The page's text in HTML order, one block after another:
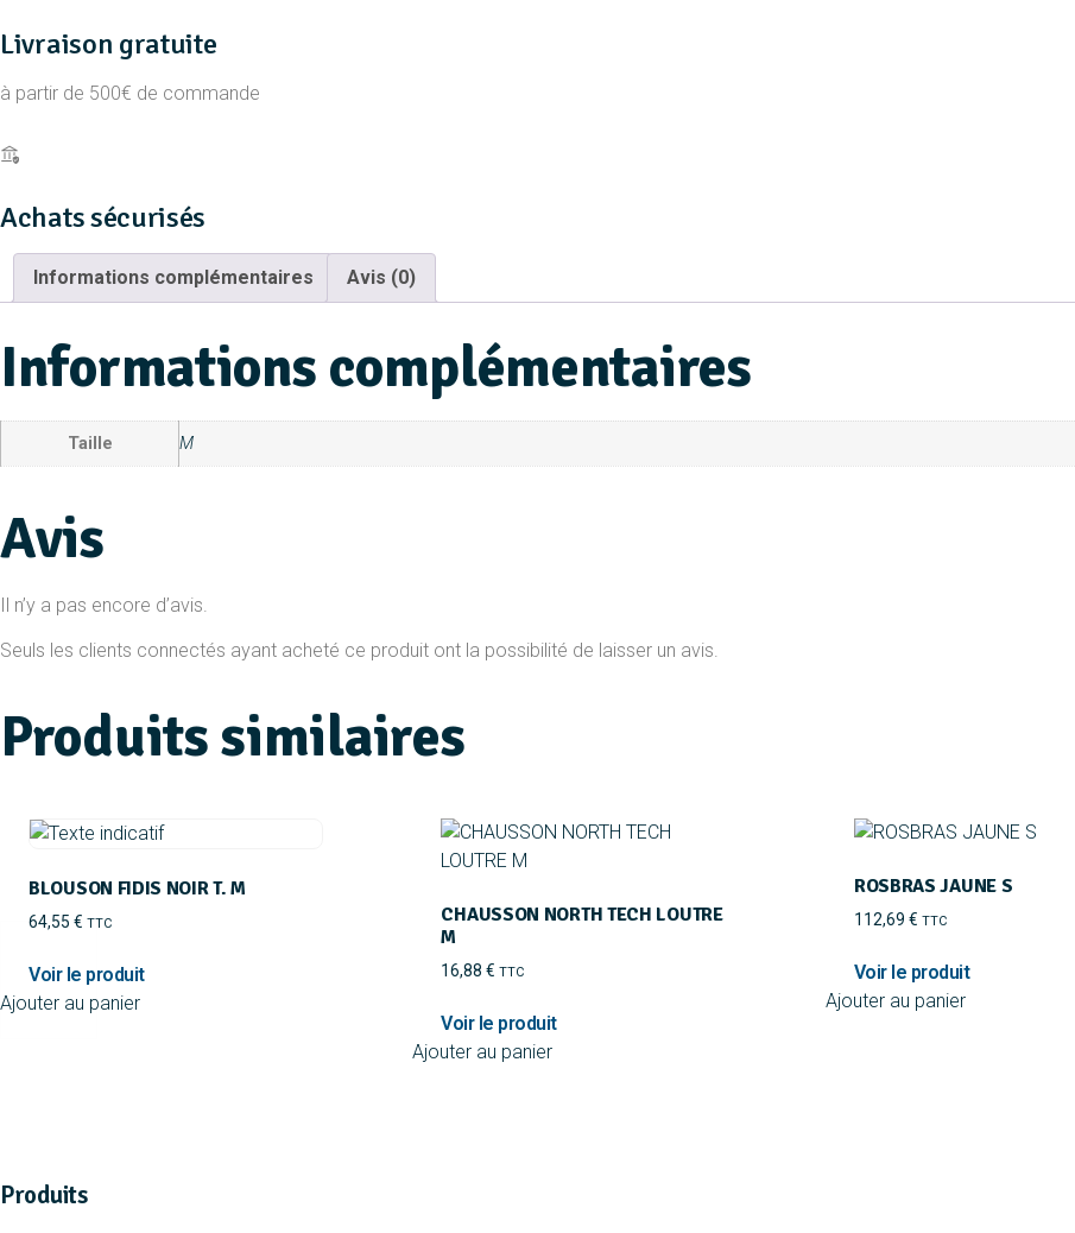
Livraison gratuite
à partir de 500€ de commande
Achats sécurisés
Informations complémentaires Avis (0)
Informations complémentaires
Taille M
Avis
Il n’y a pas encore d’avis.
Seuls les clients connectés ayant acheté ce produit ont la possibilité de laisser un avis.
Produits similaires
BLOUSON FIDIS NOIR T. M
64,55 € TTC
Ajouter au panier
CHAUSSON NORTH TECH LOUTRE
M
16,88€ TTC
Ajouter au panier
ROSBRAS JAUNE S
112,69 € TTC
Ajouter au panier
Produits